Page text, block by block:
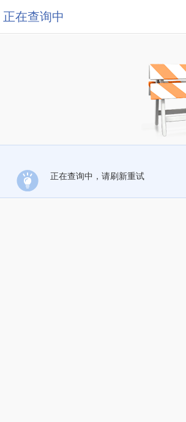
正在查询中
正在查询中，请刷新重试